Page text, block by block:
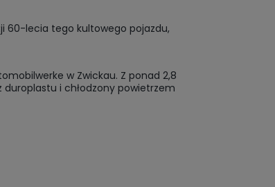
60-lecia tego kultowego pojazdu,
w Zwickau. Z ponad 2,8
duroplastu i chłodzony powietrzem